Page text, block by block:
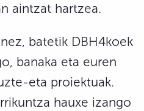
aintzat hartzea.
batetik DBH4koek
banaka eta euren
eta proiektuak.
hauxe izango